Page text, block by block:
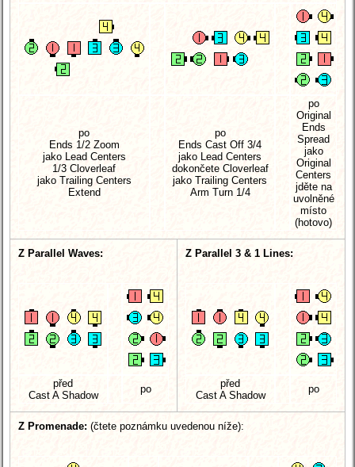
po
Ends 1/2 Zoom
jako Lead Centers
1/3 Cloverleaf
jako Trailing Centers
Extend
po
Ends Cast Off 3/4
jako Lead Centers
dokončete Cloverleaf
jako Trailing Centers
Arm Turn 1/4
po
Original
Ends
Spread
jako
Original
Centers
jděte na
uvolněné
místo
(hotovo)
Z Parallel Waves:
před
Cast A Shadow
po
Z Parallel 3 & 1 Lines:
před
Cast A Shadow
po
Z Promenade: (čtete poznámku uvedenou níže):